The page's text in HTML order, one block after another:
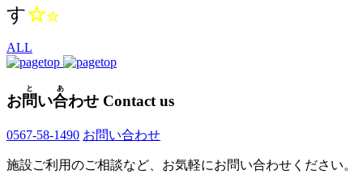
す☆☆
ALL
お問
と
い合
あ
わせ Contact us
0567-58-1490 お問い合わせ
施設ご利用のご相談など、お気軽にお問い合わせください。